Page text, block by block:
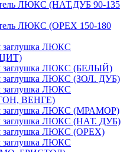
ЛЮКС (НАТ.ДУБ 90-135
ЛЮКС (ОРЕХ 150-180
заглушка ЛЮКС
заглушка ЛЮКС (БЕЛЫЙ)
заглушка ЛЮКС (ЗОЛ. ДУБ)
заглушка ЛЮКС
ВЕНГЕ)
заглушка ЛЮКС (МРАМОР)
заглушка ЛЮКС (НАТ. ДУБ)
заглушка ЛЮКС (ОРЕХ)
заглушка ЛЮКС